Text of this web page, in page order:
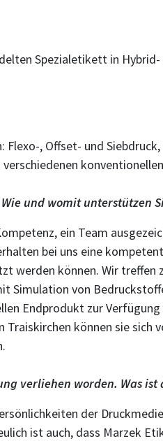
Spezialetikett in
, Offset- und
und womit unterstützen
ein Team
bei uns eine
werden können. Wir
Simulation von
Endprodukt zur
können sie
verliehen worden. Was ist
der
ist auch, dass Marzek